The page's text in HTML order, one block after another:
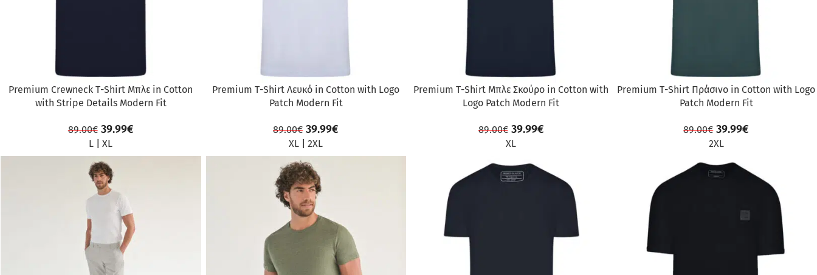
Premium Crewneck Τ-Shirt Μπλε in Cotton
with Stripe Details Modern Fit
89.00€ 39.99€
L |XL
Premium Τ-Shirt Λευκό in Cotton with Logo
Patch Modern Fit
89.00€ 39.99€
XL |2XL
Premium Τ-Shirt Μπλε Σκούρο in Cotton with
Logo Patch Modern Fit
89.00€ 39.99€
XL
Premium Τ-Shirt Πράσινο in Cotton with Logo
Patch Modern Fit
89.00€ 39.99€
2XL
ΠΡΟΣΦΟΡΆ ΠΡΟΣΦΟΡΆ